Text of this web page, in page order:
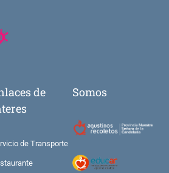
de
de Transporte
Somos